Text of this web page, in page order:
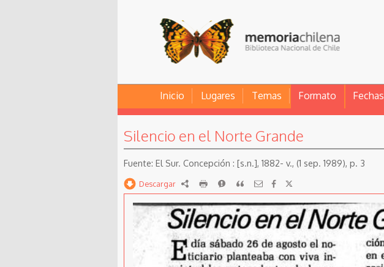
Inicio Lugares Temas Formato Fechas
Silencio en el Norte Grande
El Sur. Concepción : [s.n.], 1882- v., (1 sep. 1989), p. 3
Descargar RDF imprimirReportarCitar